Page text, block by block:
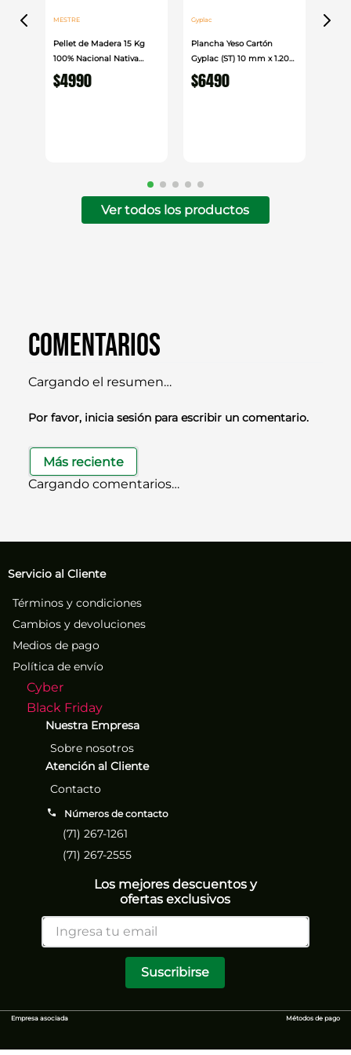
MESTRE
Pellet de Madera 15 Kg
100% Nacional Nativa
Mestre
$4990
Gyplac
Plancha Yeso Cartón
Gyplac (ST) 10 mm x 1.20
cm x 2.40cm
$6490
Ver todos los productos
Comentarios
Cargando el resumen…
Por favor, inicia sesión para escribir un comentario.
Más reciente
Cargando comentarios…
Servicio al Cliente
Términos y condiciones
Cambios y devoluciones
Medios de pago
Política de envío
Cyber
Black Friday
Nuestra Empresa
Sobre nosotros
Atención al Cliente
Contacto
Números de contacto
(71) 267-1261
(71) 267-2555
Los mejores descuentos y
ofertas exclusivos
Suscribirse
Empresa asociada Métodos de pago